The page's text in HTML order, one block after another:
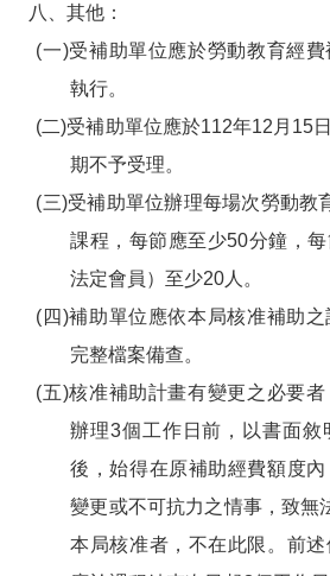
八、其他：
(一)受補助單位應於勞動教育經
執行。
(二)受補助單位應於112年12月15
期不予受理。
(三)受補助單位辦理每場次勞動教
課程，每節應至少50分鐘，
法定會員）至少20人。
(四)補助單位應依本局核准補助
完整檔案備查。
(五)核准補助計畫有變更之必要
辦理3個工作日前，以書面敘
後，始得在原補助經費額度
變更或不可抗力之情事，致無
本局核准者，不在此限。前